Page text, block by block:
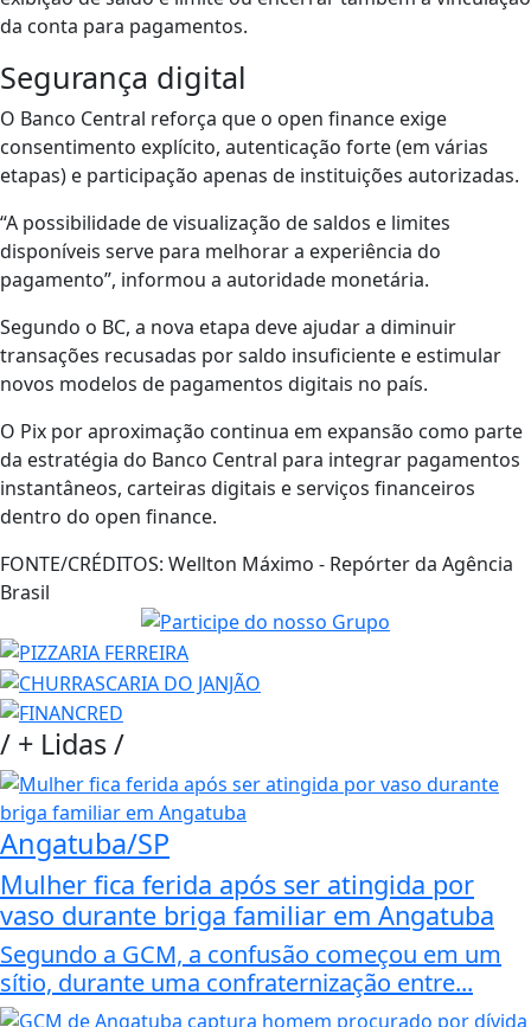
da conta para pagamentos.
Segurança digital
O Banco Central reforça que o open finance exige
consentimento explícito, autenticação forte (em várias
etapas) e participação apenas de instituições autorizadas.
“A possibilidade de visualização de saldos e limites
disponíveis serve para melhorar a experiência do
pagamento”, informou a autoridade monetária.
Segundo o BC, a nova etapa deve ajudar a diminuir
transações recusadas por saldo insuficiente e estimular
novos modelos de pagamentos digitais no país.
O Pix por aproximação continua em expansão como parte
da estratégia do Banco Central para integrar pagamentos
instantâneos, carteiras digitais e serviços financeiros
dentro do open finance.
FONTE/CRÉDITOS: Wellton Máximo - Repórter da Agência
Brasil
/ + Lidas/
Angatuba/SP
Mulher fica ferida após ser atingida por
vaso durante briga familiar em Angatuba
Segundo a GCM, a confusão começou em um
sítio, durante uma confraternização entre...